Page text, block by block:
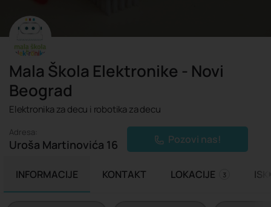
Mala Škola Elektronike - Novi
Beograd
Elektronika za decu i robotika za decu
Adresa:
Uroša Martinovića 16 Pozovi nas!
INFORMACIJE KONTAKT LOKACIJE 3